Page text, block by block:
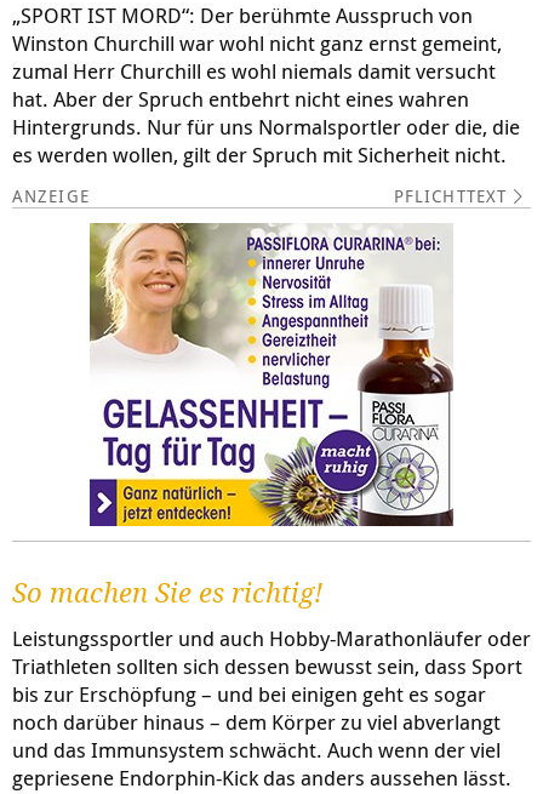
„SPORT IST MORD“: Der berühmte Ausspruch von
Winston Churchill war wohl nicht ganz ernst gemeint,
zumal Herr Churchill es wohl niemals damit versucht
hat. Aber der Spruch entbehrt nicht eines wahren
Hintergrunds. Nur für uns Normalsportler oder die, die
es werden wollen, gilt der Spruch mit Sicherheit nicht.
PFLICHTTEXT
So machen Sie es richtig!
Leistungssportler und auch Hobby-Marathonläufer oder
Triathleten sollten sich dessen bewusst sein, dass Sport
bis zur Erschöpfung – und bei einigen geht es sogar
noch darüber hinaus – dem Körper zu viel abverlangt
und das Immunsystem schwächt. Auch wenn der viel
gepriesene Endorphin-Kick das anders aussehen lässt.